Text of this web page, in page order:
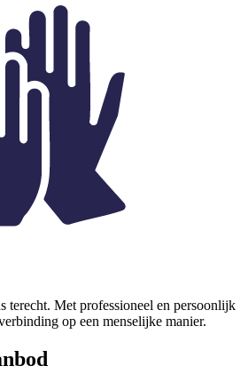
terecht. Met professioneel en persoonlijk
op een menselijke manier.